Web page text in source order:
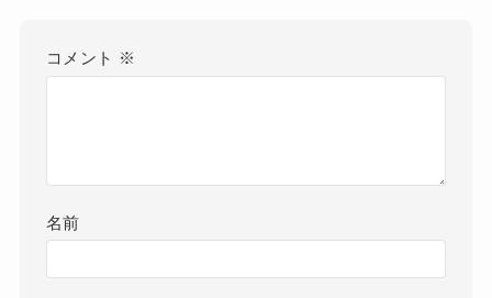
コメント ※
名前